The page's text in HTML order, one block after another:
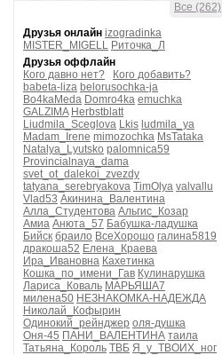
Все (262)
Друзья онлайн izogradinka
MISTER_MIGELL Риточка_Л
Друзья оффлайн
Кого давно нет?
Кого добавить?
babeta-liza belorusochka-ja
Bo4kaMeda Domro4ka emuchka
GALZIMA Herbstblatt
Liudmila_Sceglova Lkis ludmila_ya
Madam_Irene mimozochka MsTataka
Natalya_Lyutsko palomnica59
Provincialnaya_dama
svet_ot_dalekoi_zvezdy
tatyana_serebryakova TimOlya valvallu
Vlad53 Акинина_Валентина
Алла_Студентова Альгис_Козар
Амиа Анюта_57 Бабушка-ладушка
Бийск браило ВсеХорошо галина5819
дракоша52 Елена_Краева
Ира_Ивановна Кахетинка
Кошка_по_имени_Гав Кулинарушка
Лариса_Коваль МАРЬЯША7
милена50 НЕЗНАКОМКА-НАДЕЖДА
Николай_Кофырин
Одинокий_рейнджер оля-душка
Оня-45 ПАНИ_ВАЛЕНТИНА таила
Татьяна_Король ТВБ Я_у_ТВОИХ_ног